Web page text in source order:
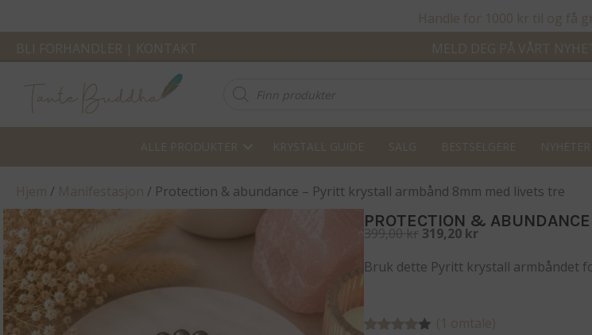
Handle for 1000 kr til og få
BLI FORHANDLER | KONTAKT MELD DEG PÅ VÅRT
Products
search
ALLE PRODUKTER KRYSTALL GUIDE SALG BESTSELGERE NYHETER
Hjem / Manifestasjon / Protection & abundance – Pyritt krystall armbånd 8mm med livets tre
PROTECTION &
399,00kr Opprinnelig
var:
319,20 krNåværende
er:
Bruk dette Pyritt krystall armbåndet
( 1 omtale)